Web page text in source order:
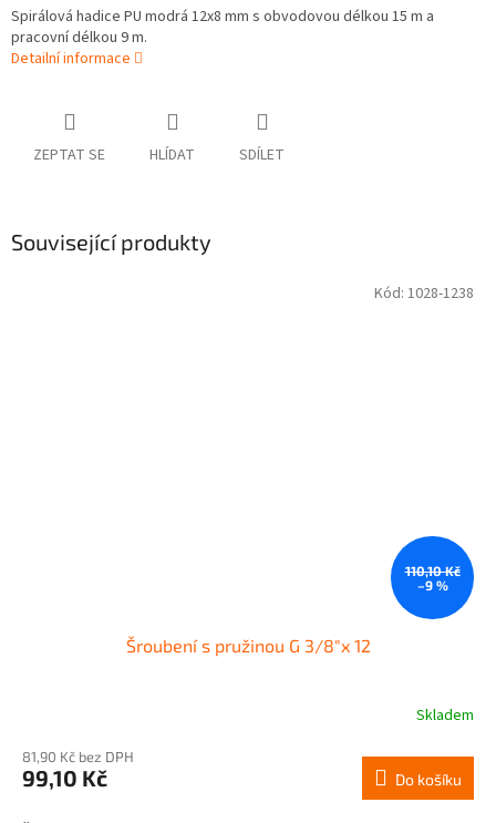
Spirálová hadice PU modrá 12x8 mm s obvodovou délkou 15 m a
pracovní délkou 9 m.
Detailní informace
ZEPTAT SE HLÍDAT SDÍLET
Související produkty
110,10 Kč
–9 %
Šroubení s pružinou G 3/8"x 12
Skladem
81,90 Kč bez DPH
99,10 Kč Do košíku
Kód: 1028-1238